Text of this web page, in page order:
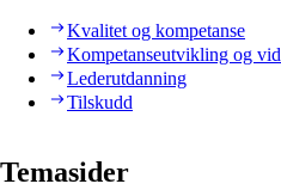
Kvalitet og kompetanse
Kompetanseutvikling og
Lederutdanning
Tilskudd
Temasider